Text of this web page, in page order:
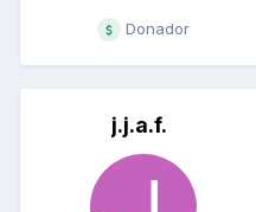
Donador
j.j.a.f.